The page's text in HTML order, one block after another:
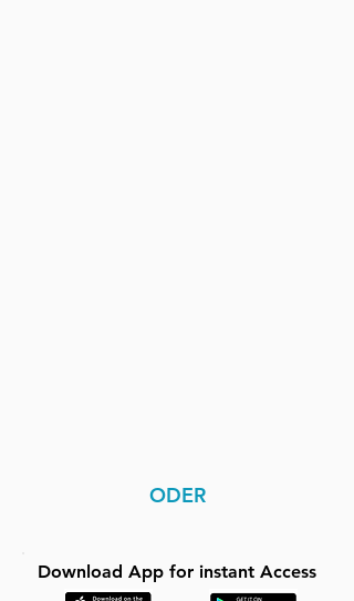
ODER
Download App for instant Access